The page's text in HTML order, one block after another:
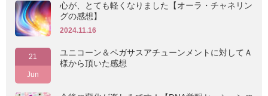
心が、とても軽くなりました【オーラ・チャネリン
グの感想】
2024.11.16
21
Jun
ユニコーン＆ペガサスアチューンメントに対してＡ
様から頂いた感想